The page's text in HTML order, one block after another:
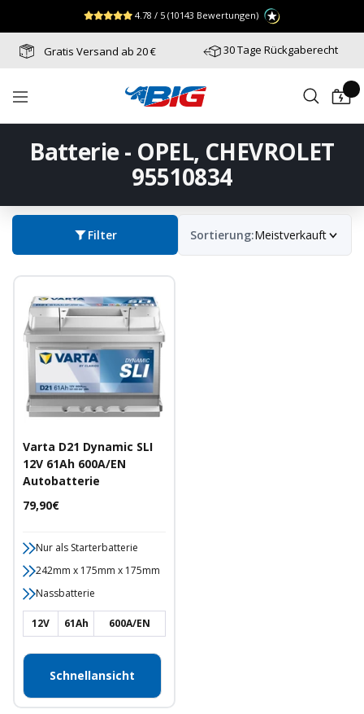
Zum Menü springen
Fußzeile springen
Barrierefreiheits-Widget öffnen
Inhalt
4.78 / 5 (10143 Bewertungen)
Gratis Versand ab 20 € 30 Tage Rückgaberecht
Navigation
Batterie-
Batterie - OPEL, CHEVROLET
95510834
Filter Sortierung:Meistverkauft
Varta D21 Dynamic SLI
12V 61Ah 600A/EN
Autobatterie
Angebotspreis
79,90€
Nur als Starterbatterie
242mm x 175mm x 175mm
Nassbatterie
12V 61Ah 600A/EN
Schnellansicht